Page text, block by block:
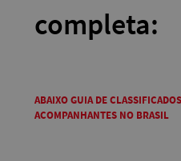
completa:
ABAIXO GUIA DE
ACOMPANHANTES NO BRASIL